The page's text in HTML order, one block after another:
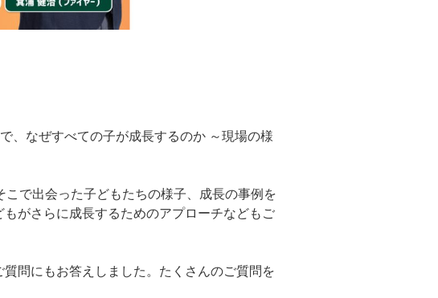
、なぜすべての子が成長するのか ～現場の様
で出会った子どもたちの様子、成長の事例を
がさらに成長するためのアプローチなどもご
問にもお答えしました。たくさんのご質問を